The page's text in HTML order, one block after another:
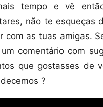
tempo e vê
não te esqueças
com as tuas amigas.
comentário com
que gostasses de
?